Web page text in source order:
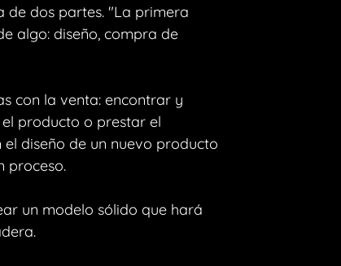
de dos partes. "La primera
algo: diseño, compra de
con la venta: encontrar y
producto o prestar el
diseño de un nuevo producto
proceso.
un modelo sólido que hará